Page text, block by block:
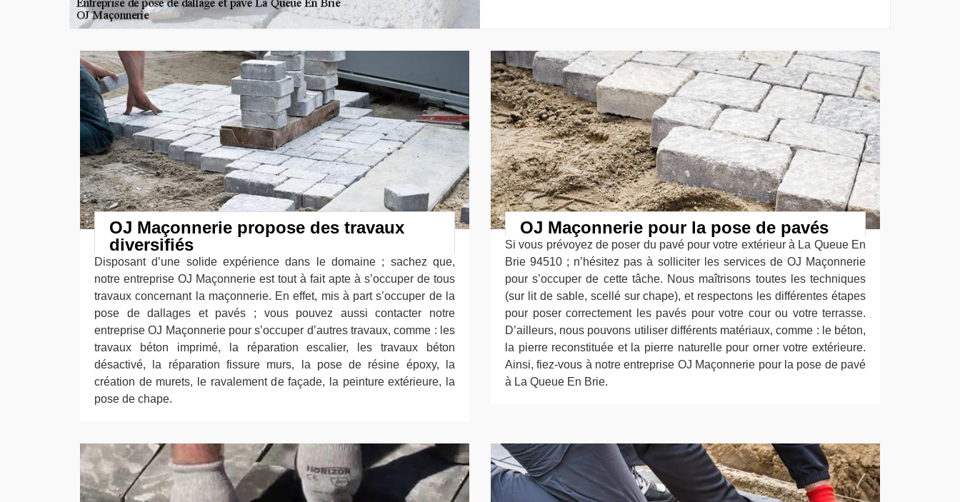
OJ Maçonnerie propose des travaux
diversifiés
Disposant d’une solide expérience dans le domaine ; sachez que,
notre entreprise OJ Maçonnerie est tout à fait apte à s’occuper de tous
travaux concernant la maçonnerie. En effet, mis à part s’occuper de la
pose de dallages et pavés ; vous pouvez aussi contacter notre
entreprise OJ Maçonnerie pour s’occuper d’autres travaux, comme : les
travaux béton imprimé, la réparation escalier, les travaux béton
désactivé, la réparation fissure murs, la pose de résine époxy, la
création de murets, le ravalement de façade, la peinture extérieure, la
pose de chape.
OJ Maçonnerie pour la pose de pavés
Si vous prévoyez de poser du pavé pour votre extérieur à La Queue En
Brie 94510 ; n’hésitez pas à solliciter les services de OJ Maçonnerie
pour s’occuper de cette tâche. Nous maîtrisons toutes les techniques
(sur lit de sable, scellé sur chape), et respectons les différentes étapes
pour poser correctement les pavés pour votre cour ou votre terrasse.
D’ailleurs, nous pouvons utiliser différents matériaux, comme : le béton,
la pierre reconstituée et la pierre naturelle pour orner votre extérieure.
Ainsi, fiez-vous à notre entreprise OJ Maçonnerie pour la pose de pavé
à La Queue En Brie.